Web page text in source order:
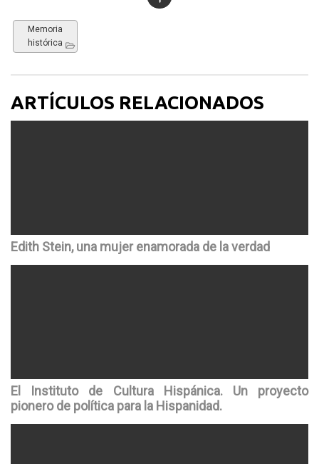
Memoria
histórica
ARTÍCULOS RELACIONADOS
Edith Stein, una mujer enamorada de la verdad
El Instituto de Cultura Hispánica. Un proyecto
pionero de política para la Hispanidad.